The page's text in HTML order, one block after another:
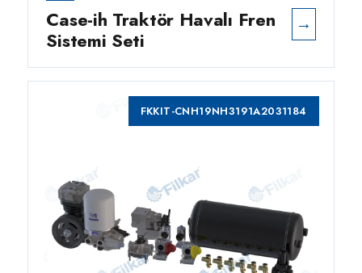
Case-ih Traktör Havalı Fren
Sistemi Seti
→
FKKIT-CNH19NH3191A2031184